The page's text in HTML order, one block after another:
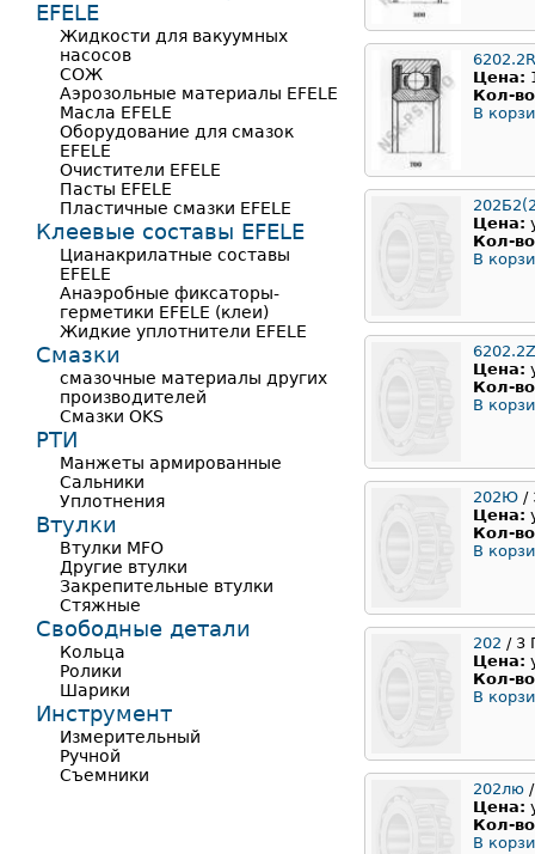
Цена:
Кол-
В
Цена:
Кол-
В
6202.2Z
Цена:
Кол-
В
202Ю /
Цена:
Кол-
В
202 / 3
Цена:
Кол-
В
202лю
Цена:
Кол-
В
EFELE
Жидкости для вакуумных
насосов
СОЖ
Аэрозольные материалы EFELE
Масла EFELE
Оборудование для смазок
EFELE
Очистители EFELE
Пасты EFELE
Пластичные смазки EFELE
Клеевые составы EFELE
Цианакрилатные составы
EFELE
Анаэробные фиксаторы-
герметики EFELE (клеи)
Жидкие уплотнители EFELE
Смазки
смазочные материалы других
производителей
Смазки OKS
РТИ
Манжеты армированные
Сальники
Уплотнения
Втулки
Втулки MFO
Другие втулки
Закрепительные втулки
Стяжные
Свободные детали
Кольца
Ролики
Шарики
Инструмент
Измерительный
Ручной
Съемники